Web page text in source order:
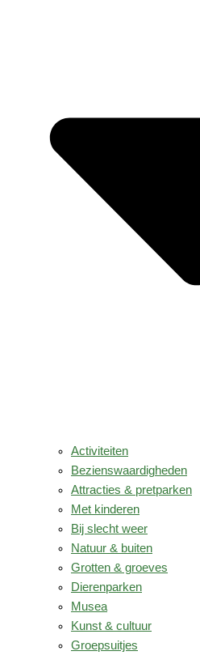
Activiteiten
Bezienswaardigheden
Attracties & pretparken
Met kinderen
Bij slecht weer
Natuur & buiten
Grotten & groeves
Dierenparken
Musea
Kunst & cultuur
Groepsuitjes